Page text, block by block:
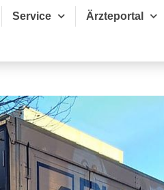
Service Ärzteportal